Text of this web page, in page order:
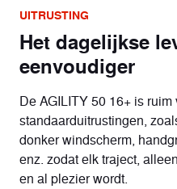
UITRUSTING
Het dagelijkse
eenvoudiger
De AGILITY 50 16+ is
standaarduitrustingen,
donker windscherm,
enz. zodat elk traject,
en al plezier wordt.